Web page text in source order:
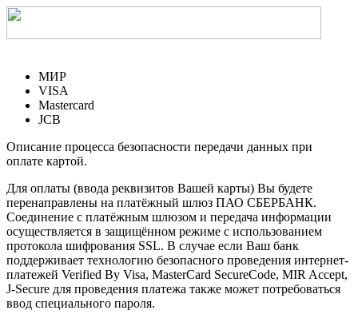
МИР
VISA
Mastercard
JCB
Описание процесса безопасности передачи данных при
оплате картой.
Для оплаты (ввода реквизитов Вашей карты) Вы будете
перенаправлены на платёжный шлюз ПАО СБЕРБАНК.
Соединение с платёжным шлюзом и передача информации
осуществляется в защищённом режиме с использованием
протокола шифрования SSL. В случае если Ваш банк
поддерживает технологию безопасного проведения интернет-
платежей Verified By Visa, MasterCard SecureCode, MIR Accept,
J-Secure для проведения платежа также может потребоваться
ввод специального пароля.